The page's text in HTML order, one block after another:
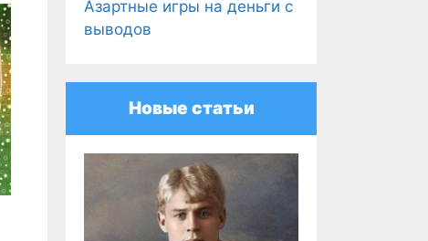
Азартные игры на деньги с
выводов
Новые статьи